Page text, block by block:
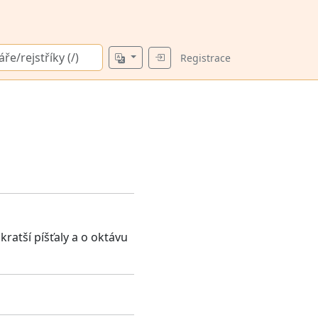
Registrace
píšťaly a o oktávu